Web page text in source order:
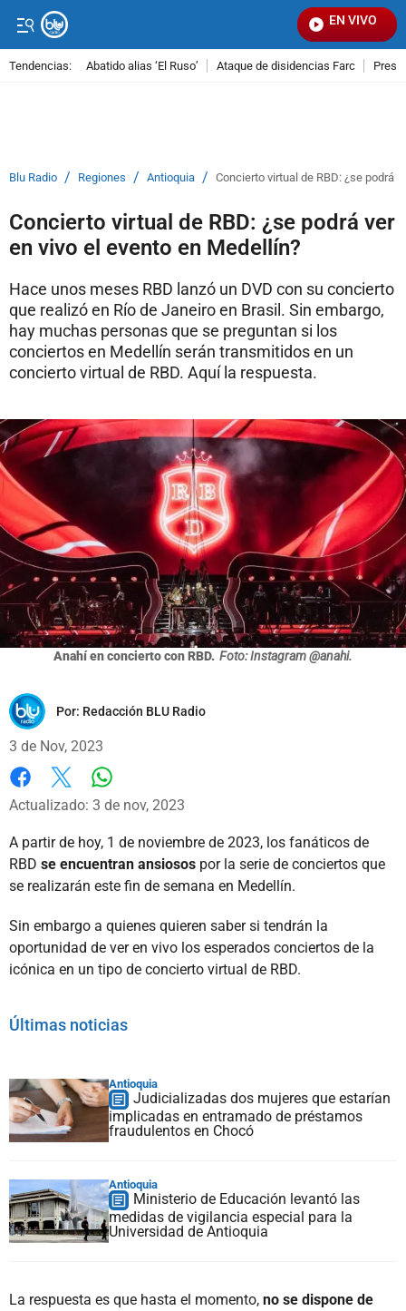
EN VIVO
Tendencias: Abatido alias ‘El Ruso’ Ataque de disidencias Farc
Blu Radio / Regiones / Antioquia / Concierto virtual de RBD: ¿se podrá
Concierto virtual de RBD: ¿se podrá ver
en vivo el evento en Medellín?
Hace unos meses RBD lanzó un DVD con su concierto
que realizó en Río de Janeiro en Brasil. Sin embargo,
hay muchas personas que se preguntan si los
conciertos en Medellín serán transmitidos en un
concierto virtual de RBD. Aquí la respuesta.
Anahí en concierto con RBD. Foto: Instagram @anahi.
Por: Redacción BLU Radio
3 de Nov, 2023
Facebook
X
Actualizado: 3 de nov, 2023
A partir de hoy, 1 de noviembre de 2023, los fanáticos de
RBD se encuentran ansiosos por la serie de conciertos que
se realizarán este fin de semana en Medellín.
Sin embargo a quienes quieren saber si tendrán la
oportunidad de ver en vivo los esperados conciertos de la
icónica en un tipo de concierto virtual de RBD.
Últimas noticias
Antioquia
Judicializadas dos mujeres que estarían
implicadas en entramado de préstamos
fraudulentos en Chocó
Antioquia
Ministerio de Educación levantó las
medidas de vigilancia especial para la
Universidad de Antioquia
La respuesta es que hasta el momento, no se dispone de